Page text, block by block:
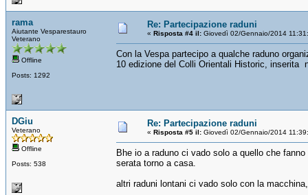
rama
Aiutante Vesparestauro
Veterano
Offline
Posts: 1292
Re: Partecipazione raduni
« Risposta #4 il: Giovedì 02/Gennaio/2014
Con la Vespa partecipo a qualche raduno
10 edizione del Colli Orientali Historic, inserita
DGiu
Veterano
Offline
Posts: 538
Re: Partecipazione raduni
« Risposta #5 il: Giovedì 02/Gennaio/2014
Bhe io a raduno ci vado solo a quello che
serata torno a casa.
altri raduni lontani ci vado solo con la